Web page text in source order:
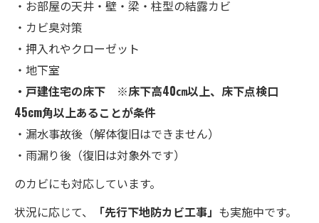
・お部屋の天井・壁・梁・柱型の結露カビ
・カビ臭対策
・押入れやクローゼット
・地下室
・戸建住宅の床下 ※床下高40㎝以上、床下点検口
45cm角以上あることが条件
・漏水事故後（解体復旧はできません）
・雨漏り後（復旧は対象外です）
のカビにも対応しています。
状況に応じて、
「先行下地防カビ工事」 も実施中です。